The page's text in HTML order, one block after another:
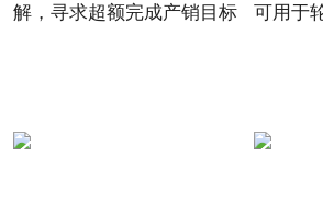
解，寻求超额完成产销目标
可用于